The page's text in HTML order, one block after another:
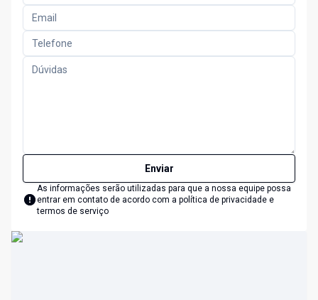
Enviar
As informações serão utilizadas para que a nossa equipe possa
entrar em contato de acordo com a política de privacidade e
termos de serviço